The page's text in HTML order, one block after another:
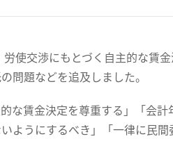
使交渉にもとづく自主的な賃
問題などを追及しました。
な賃金決定を尊重する」「会
ようにするべき」「一律に民